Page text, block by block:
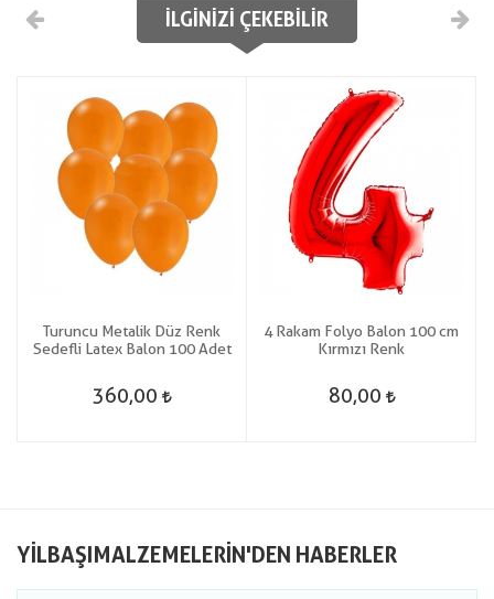
İLGINIZI ÇEKEBILIR
Turuncu Metalik Düz Renk
Sedefli Latex Balon 100 Adet
360,00
4 Rakam Folyo Balon 100 cm
Kırmızı Renk
80,00
YILBAŞIMALZEMELERIN'DEN HABERLER